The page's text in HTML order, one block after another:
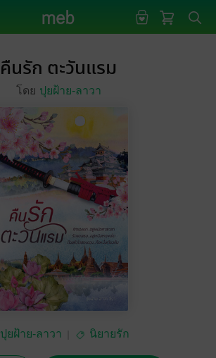
คืนรัก ตะวันแรม
โดย ปุยฝ้าย-ลาวา
ปุยฝ้าย-ลาวา นิยายรัก